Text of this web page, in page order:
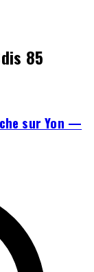
85
sur Yon —